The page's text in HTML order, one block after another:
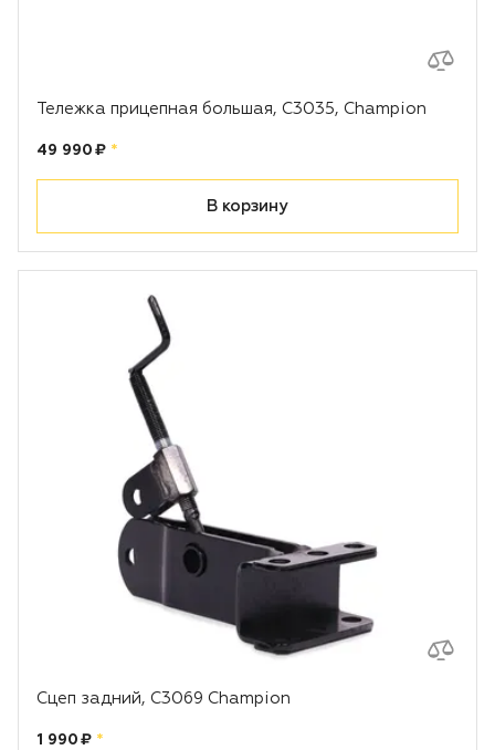
Тележка прицепная большая, С3035, Champion
Цена:
49 990 ₽ рублей
*
В корзину
Сцеп задний, С3069 Champion
Цена:
1 990 ₽ рублей
*